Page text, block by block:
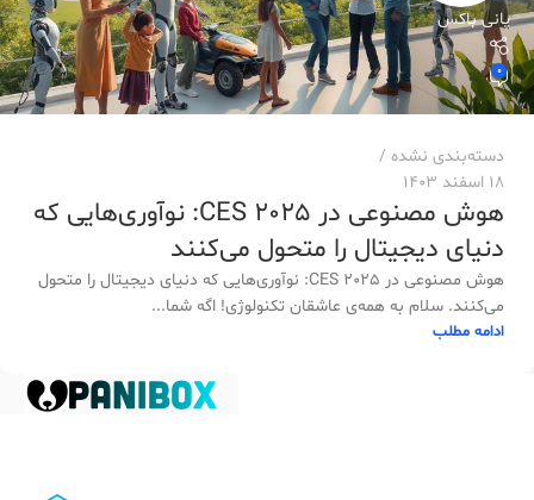
پانی باکس
0
دسته‌بندی نشده
18 اسفند 1403
هوش مصنوعی در CES 2025: نوآوری‌هایی که
دنیای دیجیتال را متحول می‌کنند
هوش مصنوعی در CES 2025: نوآوری‌هایی که دنیای دیجیتال را متحول
می‌کنند. سلام به همه‌ی عاشقان تکنولوژی! اگه شما...
ادامه مطلب